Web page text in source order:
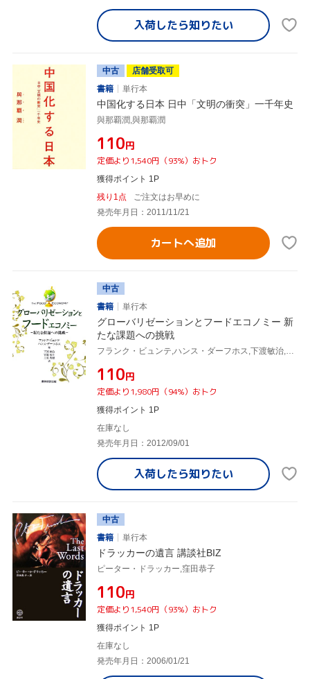
入荷したら知りたい
中古
店舗受取可
書籍
単行本
中国化する日本 日中「文明の衝突」一千年史
與那覇潤,與那覇潤
¥110円
定価より1,540円（93%）おトク
獲得ポイント 1P
残り1点
ご注文はお早めに
発売年月日：2011/11/21
カートへ追加
中古
書籍
単行本
グローバリゼーションとフードエコノミー 新
たな課題への挑戦
¥110円
定価より1,980円（94%）おトク
獲得ポイント 1P
在庫なし
発売年月日：2012/09/01
入荷したら知りたい
中古
書籍
単行本
ドラッカーの遺言 講談社BIZ
ピーター・ドラッカー,窪田恭子
¥110円
定価より1,540円（93%）おトク
獲得ポイント 1P
在庫なし
発売年月日：2006/01/21